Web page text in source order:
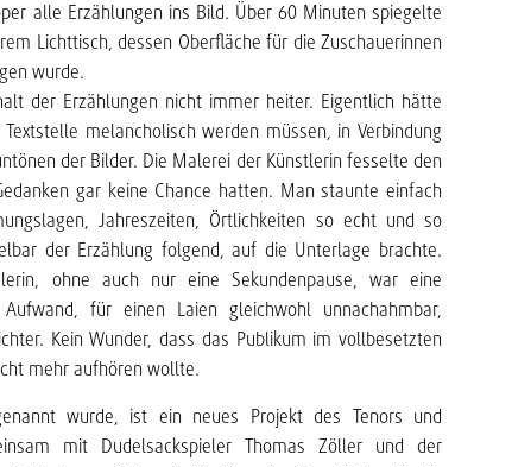
alle Erzählungen ins Bild. Über 60 Minuten spiegelte
Lichttisch, dessen Oberfläche für die Zuschauerinnen
wurde.
der Erzählungen nicht immer heiter. Eigentlich hätte
melancholisch werden müssen, in Verbindung
der Bilder. Die Malerei der Künstlerin fesselte den
gar keine Chance hatten. Man staunte einfach
Jahreszeiten, Örtlichkeiten so echt und so
der Erzählung folgend, auf die Unterlage brachte.
ohne auch nur eine Sekundenpause, war eine
für einen Laien gleichwohl unnachahmbar,
Kein Wunder, dass das Publikum im vollbesetzten
mehr aufhören wollte.
wurde, ist ein neues Projekt des Tenors und
mit Dudelsackspieler Thomas Zöller und der